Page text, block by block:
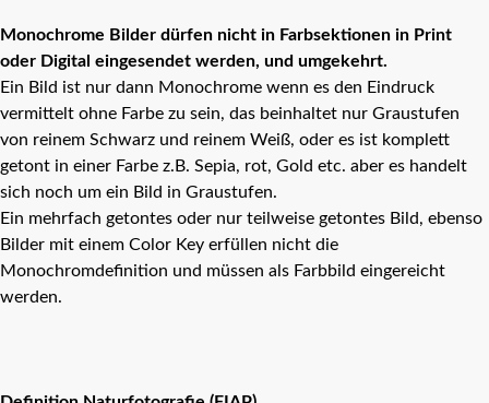
Monochrome Bilder dürfen nicht in Farbsektionen in Print
oder Digital eingesendet werden, und umgekehrt.
Ein Bild ist nur dann Monochrome wenn es den Eindruck
vermittelt ohne Farbe zu sein, das beinhaltet nur Graustufen
von reinem Schwarz und reinem Weiß, oder es ist komplett
getont in einer Farbe z.B. Sepia, rot, Gold etc. aber es handelt
sich noch um ein Bild in Graustufen.
Ein mehrfach getontes oder nur teilweise getontes Bild, ebenso
Bilder mit einem Color Key erfüllen nicht die
Monochromdefinition und müssen als Farbbild eingereicht
werden.